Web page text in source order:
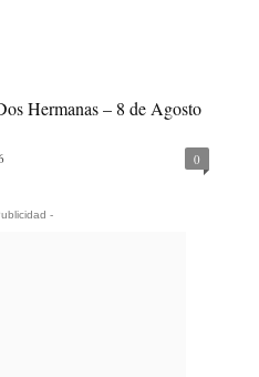
Hermanas – 8 de Agosto
0
-